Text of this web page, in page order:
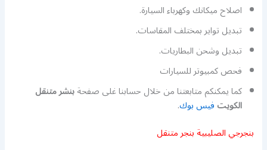
اصلاح ميكانك وكهرباء السيارة.
تبديل تواير بمختلف المقاسات.
تبديل وشحن البطاريات.
فحص كمبيوتر للسيارات
كما يمكنكم متابعتنا من خلال حسابنا غلى صفحةبنشر متنقل
الكويتفيس بوك.
بنجرجي الصليبية بنجر متنقل